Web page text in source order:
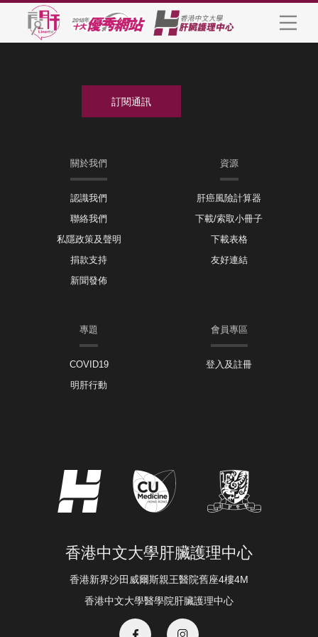
關於我們
認識我們
聯絡我們
私隱政策及聲明
捐款支持
新聞發佈
資源
肝癌風險計算器
下載/索取小冊子
下載表格
友好連結
專題
COVID19
明肝行動
會員專區
登入及註冊
香港中文大學肝臟護理中心
香港新界沙田威爾斯親王醫院舊座4樓4M
香港中文大學醫學院肝臟護理中心